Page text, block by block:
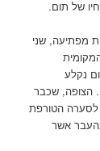
של תום.
מפתיעה, שני
נקלע
הצופה, שכבר
לסערה הטורפת
אשר